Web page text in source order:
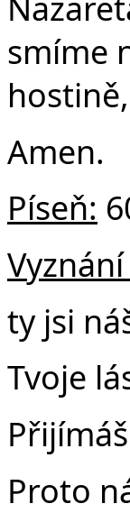
smíme
Amen.
Píseň:
ty jsi
Tvoje
Proto